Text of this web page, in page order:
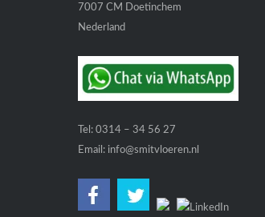
7007 CM Doetinchem
Nederland
Tel: 0314 – 34 56 27
Email: info@smitvloeren.nl